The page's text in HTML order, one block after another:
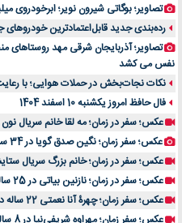
تصاویر؛ بوگاتی شیرون نویر؛ ابرخودروی
رده‌بندی جدید قابل‌اعتمادترین خودروهای
تصاویر؛ آذربایجان شرقی مهد روستاهای
نفس می کشد
نکات نجات‌بخش در حملات هوایی؛ با
فال حافظ امروز یکشنبه 10 اسفند 1404
عکس؛ سفر در زمان؛ مه لقا خانم سریال
عکس؛ سفر زمان؛ نگین صدق گویا در 34 سالگی در کنار ماهایا پطروسیان
عکس؛ سفر در زمان؛ خانم بزرگ سریال
عکس؛ سفر در زمان؛ نازنین بیاتی در 25 سالگی و در ششمین فیلم اش؛ سال 93
عکس؛ سفر زمان؛ چهرۀ آنا نعمتی 22 ساله در دومین فیلمش؛ سال 78
عکس؛ سفر زمان؛ مهراوه شریفی‌نیا در 8 سالگی در اولین فیلمش؛ دهۀ 60